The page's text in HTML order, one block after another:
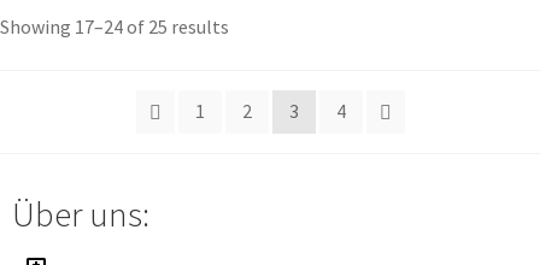
Showing 17–24 of 25 results
1 2 3 4
Über uns: